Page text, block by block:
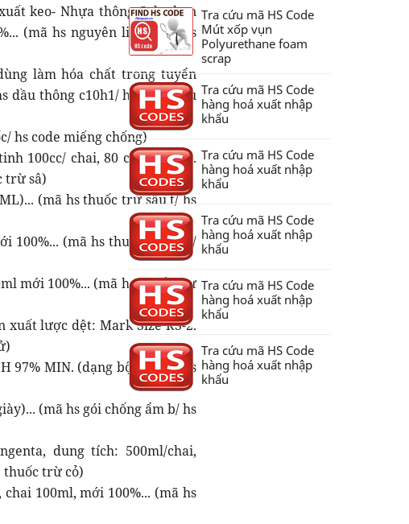
keo- Nhựa thông-Colophan
(mã hs nguyên liệu dùn/ hs
làm hóa chất trong tuyển
dầu thông c10h1/ hs code dầu
hs code miếng chống)
100cc/ chai, 80 chai/ thùng.
trừ sâ)
(mã hs thuốc trừ sâu t/ hs
100%... (mã hs thuốc trừ sâu/
mới 100%... (mã hs thuốc trừ
xuất lược dệt: Mark Size RS-2.
97% MIN. (dạng bột)... (mã hs
(mã hs gói chống ẩm b/ hs
dung tích: 500ml/chai,
thuốc trừ cỏ)
100ml, mới 100%... (mã hs
Tra cứu mã HS Code
Mút xốp vụn
Polyurethane foam
scrap
Tra cứu mã HS Code
hàng hoá xuất nhập
khẩu
Tra cứu mã HS Code
hàng hoá xuất nhập
khẩu
Tra cứu mã HS Code
hàng hoá xuất nhập
khẩu
Tra cứu mã HS Code
hàng hoá xuất nhập
khẩu
Tra cứu mã HS Code
hàng hoá xuất nhập
khẩu